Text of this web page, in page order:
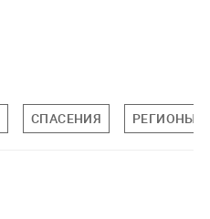
СПАСЕНИЯ РЕГИОНЫ